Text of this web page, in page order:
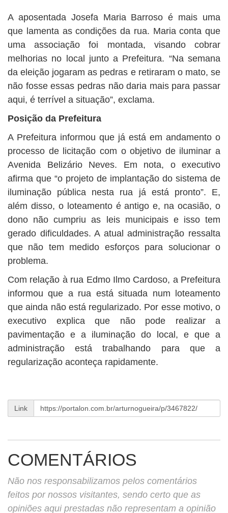
A aposentada Josefa Maria Barroso é mais uma
que lamenta as condições da rua. Maria conta que
uma associação foi montada, visando cobrar
melhorias no local junto a Prefeitura. “Na semana
da eleição jogaram as pedras e retiraram o mato, se
não fosse essas pedras não daria mais para passar
aqui, é terrível a situação”, exclama.
Posição da Prefeitura
A Prefeitura informou que já está em andamento o
processo de licitação com o objetivo de iluminar a
Avenida Belizário Neves. Em nota, o executivo
afirma que “o projeto de implantação do sistema de
iluminação pública nesta rua já está pronto”. E,
além disso, o loteamento é antigo e, na ocasião, o
dono não cumpriu as leis municipais e isso tem
gerado dificuldades. A atual administração ressalta
que não tem medido esforços para solucionar o
problema.
Com relação à rua Edmo Ilmo Cardoso, a Prefeitura
informou que a rua está situada num loteamento
que ainda não está regularizado. Por esse motivo, o
executivo explica que não pode realizar a
pavimentação e a iluminação do local, e que a
administração está trabalhando para que a
regularização aconteça rapidamente.
Link
COMENTÁRIOS
Não nos responsabilizamos pelos comentários
feitos por nossos visitantes, sendo certo que as
opiniões aqui prestadas não representam a opinião